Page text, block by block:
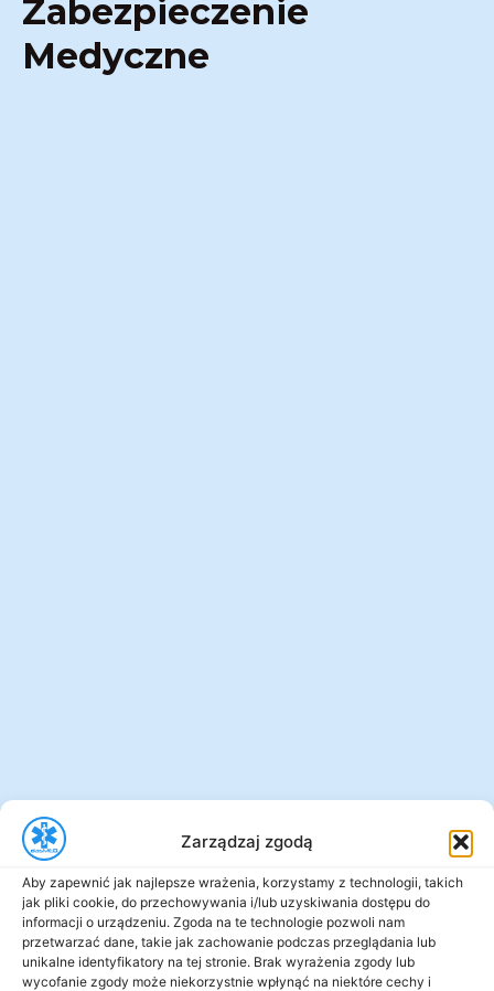
Zarządzaj zgodą
Aby zapewnić jak najlepsze wrażenia, korzystamy z technologii, takich
jak pliki cookie, do przechowywania i/lub uzyskiwania dostępu do
informacji o urządzeniu. Zgoda na te technologie pozwoli nam
przetwarzać dane, takie jak zachowanie podczas przeglądania lub
unikalne identyfikatory na tej stronie. Brak wyrażenia zgody lub
wycofanie zgody może niekorzystnie wpłynąć na niektóre cechy i
Zabezpieczenie
Medyczne